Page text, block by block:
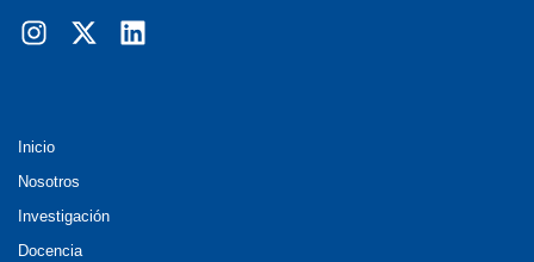
Inicio
Nosotros
Investigación
Docencia